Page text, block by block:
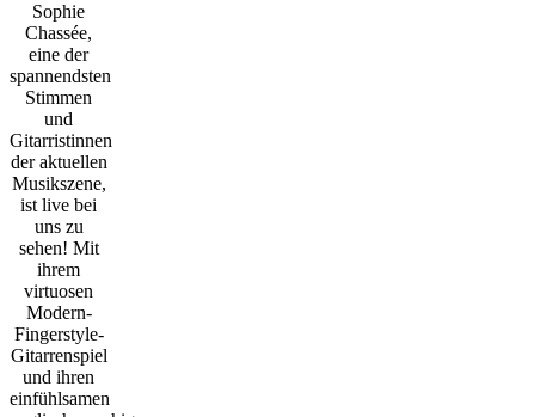
Sophie
Chassée,
eine der
spannendsten
Stimmen
und
Gitarristinnen
der aktuellen
Musikszene,
ist live bei
uns zu
sehen! Mit
ihrem
virtuosen
Modern-
Fingerstyle-
Gitarrenspiel
und ihren
einfühlsamen